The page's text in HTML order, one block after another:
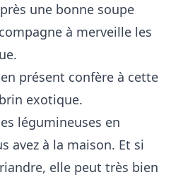
une bonne soupe
à merveille les
présent confère à cette
exotique.
légumineuses en
avez à la maison. Et si
elle peut très bien